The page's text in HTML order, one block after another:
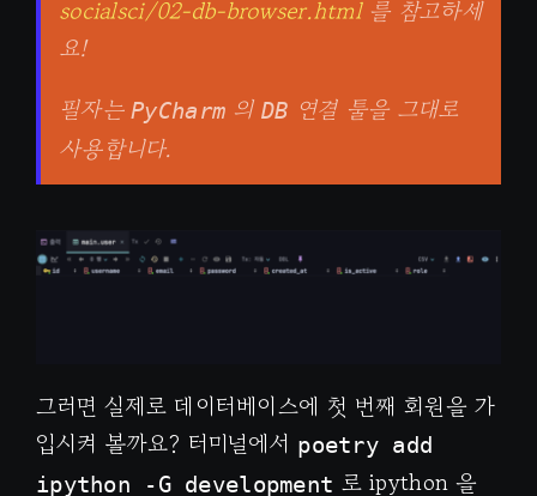
socialsci/02-db-browser.html를 참고하세
요!
필자는PyCharm 의 DB 연결 툴을 그대로
사용합니다.
그러면 실제로 데이터베이스에 첫 번째 회원을 가
입시켜 볼까요? 터미널에서 poetry add
ipython -G development 로 ipython 을